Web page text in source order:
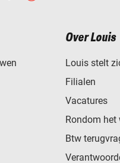
Over Louis
Louis stelt
Filialen
Vacatures
Rondom het
Btw